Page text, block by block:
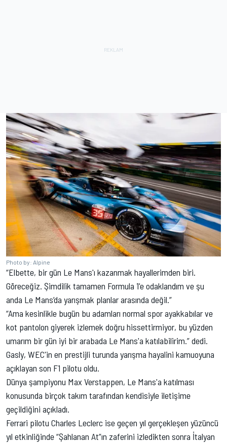
Photo by: Alpine
“Elbette, bir gün Le Mans'ı kazanmak hayallerimden biri.
Göreceğiz. Şimdilik tamamen Formula 1'e odaklandım ve şu
anda Le Mans’da yarışmak planlar arasında değil.”
“Ama kesinlikle bugün bu adamları normal spor ayakkabılar ve
kot pantolon giyerek izlemek doğru hissettirmiyor, bu yüzden
umarım bir gün iyi bir arabada Le Mans'a katılabilirim.” dedi.
Gasly, WEC'in en prestijli turunda yarışma hayalini kamuoyuna
açıklayan son F1 pilotu oldu.
Dünya şampiyonu Max Verstappen, Le Mans'a katılması
konusunda birçok takım tarafından kendisiyle iletişime
geçildiğini açıkladı.
Ferrari pilotu Charles Leclerc ise geçen yıl gerçekleşen yüzüncü
yıl etkinliğinde “Şahlanan At”ın zaferini izledikten sonra İtalyan